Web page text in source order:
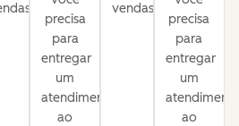
precisa
para
entregar
um
atendimento
ao
vendas.
precisa
para
entregar
um
ao